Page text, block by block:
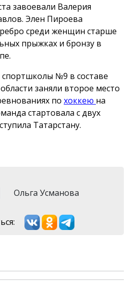
завоевали Валерия
Элен Пироева
среди женщин старше
прыжках и бронзу в
№9 в составе
заняли второе место
по хоккею на
стартовала с двух
Татарстану.
Ольга Усманова